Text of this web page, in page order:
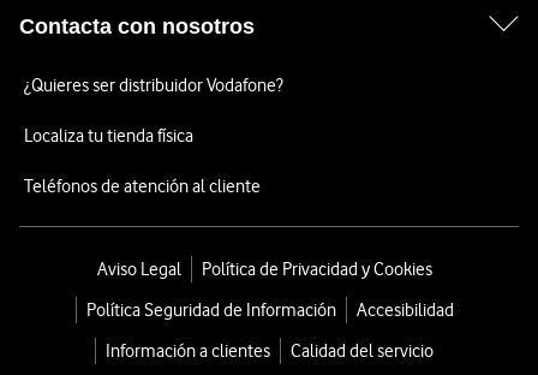
Contacta con nosotros
¿Quieres ser distribuidor Vodafone?
Localiza tu tienda física
Teléfonos de atención al cliente
Aviso Legal
Política de Privacidad y Cookies
Política Seguridad de Información
Accesibilidad
Información a clientes
Calidad del servicio